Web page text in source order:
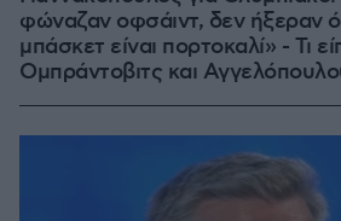
φώναζαν οφσάιντ, δεν ήξεραν
μπάσκετ είναι πορτοκαλί» - Τι
Ομπράντοβιτς και